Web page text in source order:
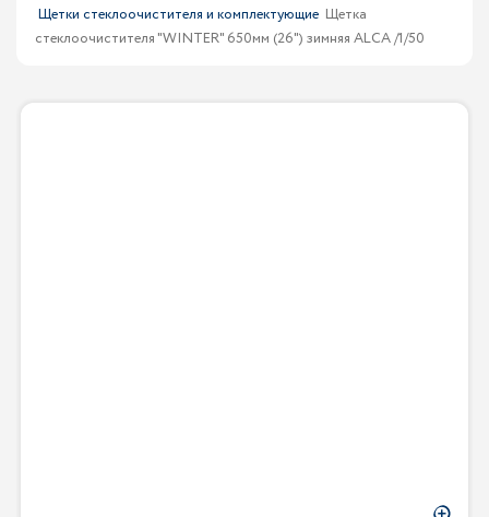
Щетки стеклоочистителя и комплектующие Щетка
стеклоочистителя "WINTER" 650мм (26") зимняя ALCA /1/50